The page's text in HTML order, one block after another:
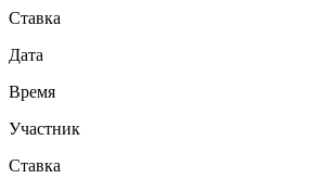
Ставка
Дата
Время
Участник
Ставка